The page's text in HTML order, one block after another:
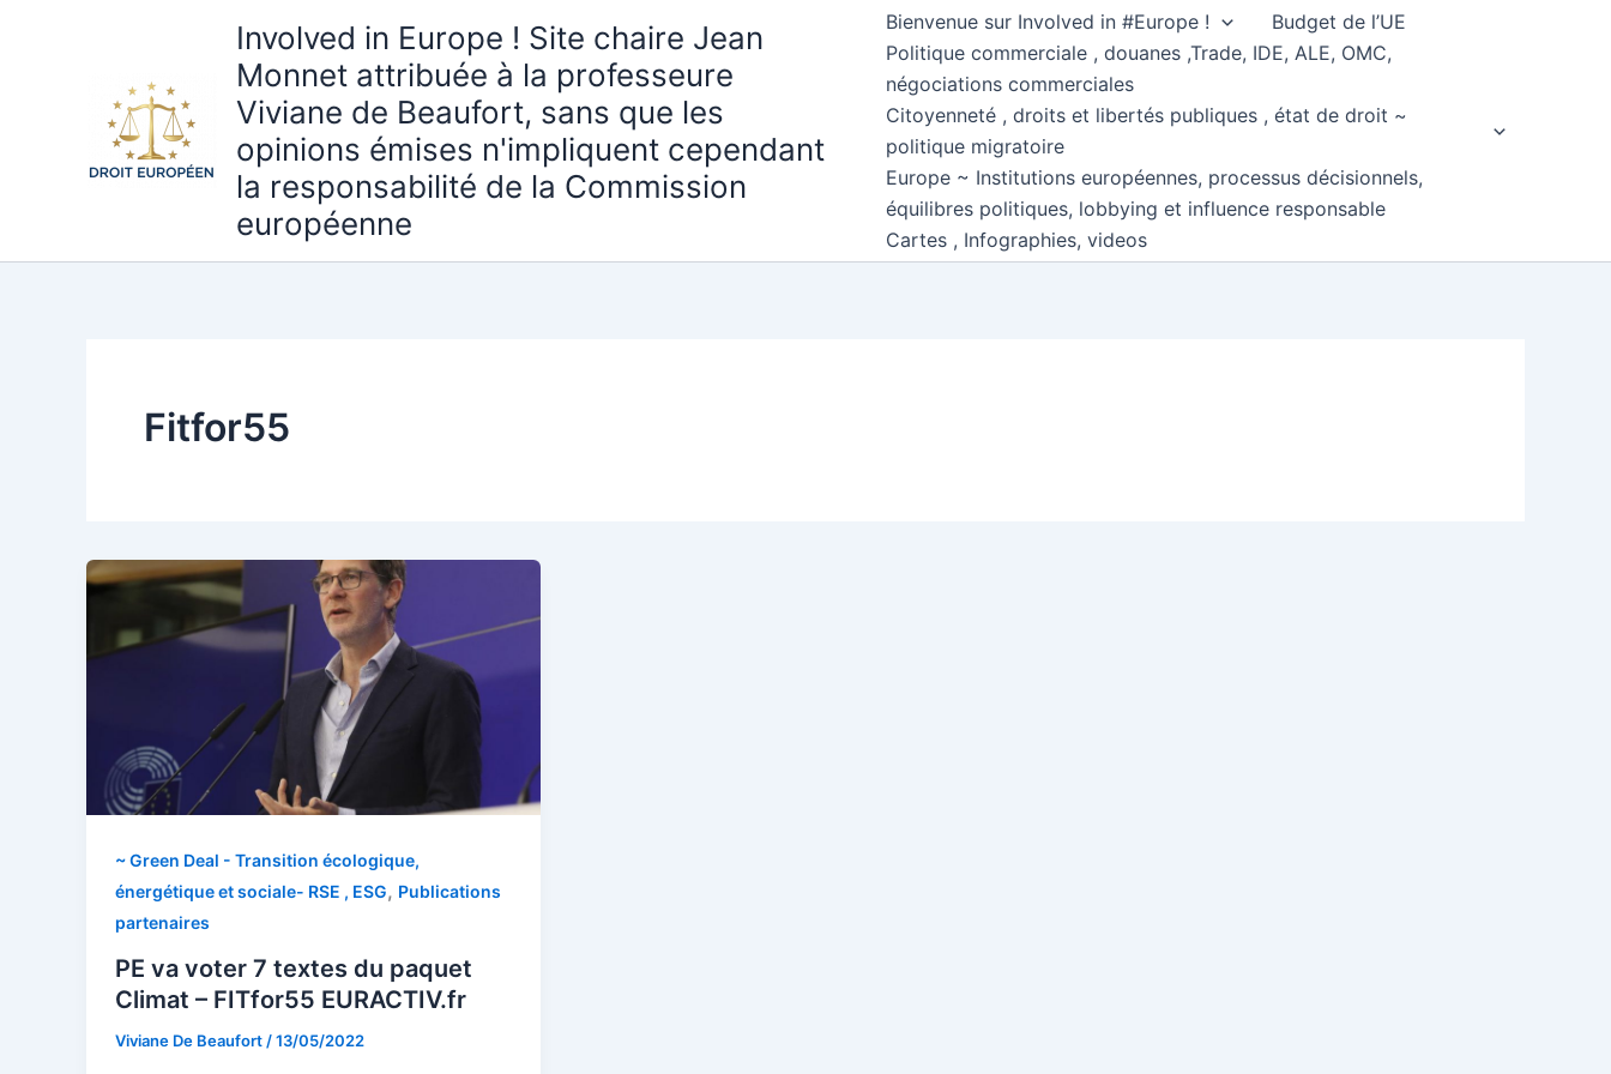
Involved in Europe ! Site chaire Jean
Monnet attribuée à la professeure
Viviane de Beaufort, sans que les
opinions émises n'impliquent cependant
la responsabilité de la Commission
européenne
Bienvenue sur Involved in #Europe !
Budget de l’UE
Politique commerciale , douanes ,Trade, IDE, ALE, OMC,
négociations commerciales
Citoyenneté , droits et libertés publiques , état de droit ~
politique migratoire
Europe ~ Institutions européennes, processus décisionnels,
équilibres politiques, lobbying et influence responsable
Cartes , Infographies, videos
Fitfor55
~ Green Deal - Transition écologique,
énergétique et sociale- RSE , ESG, Publications
partenaires
PE va voter 7 textes du paquet
Climat – FITfor55 EURACTIV.fr
Viviane De Beaufort /13/05/2022